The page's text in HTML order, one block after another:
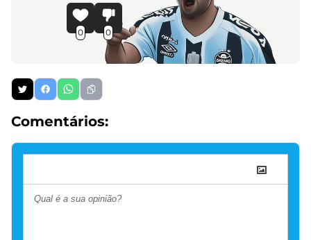
0 0
Comentários: